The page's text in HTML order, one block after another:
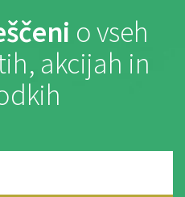
o vseh
akcijah in